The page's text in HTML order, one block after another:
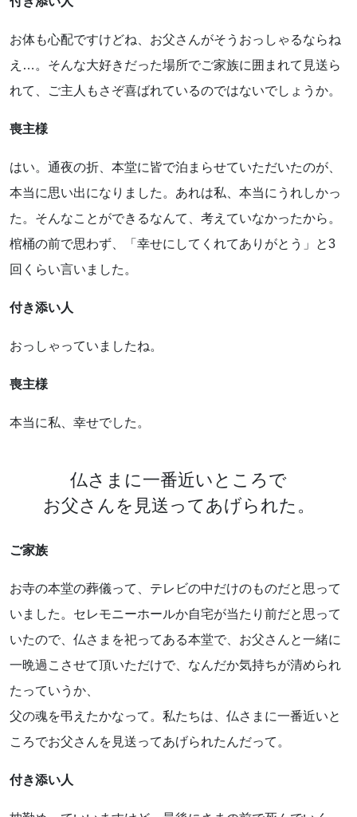
お体も心配ですけどね、お父さんがそうおっしゃるならね
え…。そんな大好きだった場所でご家族に囲まれて見送ら
れて、ご主人もさぞ喜ばれているのではないでしょうか。
喪主様
はい。通夜の折、本堂に皆で泊まらせていただいたのが、
本当に思い出になりました。あれは私、本当にうれしかっ
た。そんなことができるなんて、考えていなかったから。
棺桶の前で思わず、「幸せにしてくれてありがとう」と3
回くらい言いました。
付き添い人
おっしゃっていましたね。
喪主様
本当に私、幸せでした。
仏さまに一番近いところで
お父さんを見送ってあげられた。
ご家族
お寺の本堂の葬儀って、テレビの中だけのものだと思って
いました。セレモニーホールか自宅が当たり前だと思って
いたので、仏さまを祀ってある本堂で、お父さんと一緒に
一晩過こさせて頂いただけで、なんだか気持ちが清められ
たっていうか、
父の魂を弔えたかなって。私たちは、仏さまに一番近いと
ころでお父さんを見送ってあげられたんだって。
付き添い人